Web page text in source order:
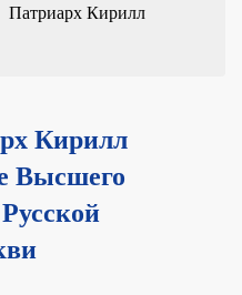
Патриарх Кирилл
Кирилл
Высшего